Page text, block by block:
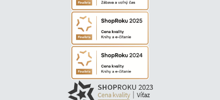
napríklad pozeranie televízie či hranie sa na počítači.